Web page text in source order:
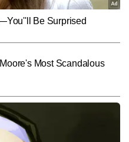
डिजिटल की सिटी टीम में काम कर रहे हैं। वे
राजनीति, इंफ्रास्ट्रक्चर और राज्यवार
निलेश महत्वपूर्ण विवरणों को चुनने और पाठकों
तरीके से पेश करने के लिए जाने जाते हैं।
में वे हर खबर को सटीक एंगल, आसान भाषा